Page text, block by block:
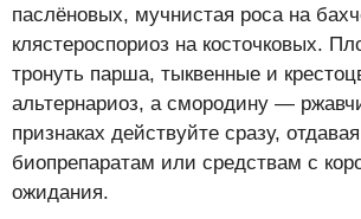
паслёновых, мучнистая роса на
клястероспориоз на косточковых.
тронуть парша, тыквенные и
альтернариоз, а смородину —
признаках действуйте сразу,
биопрепаратам или средствам с
ожидания.